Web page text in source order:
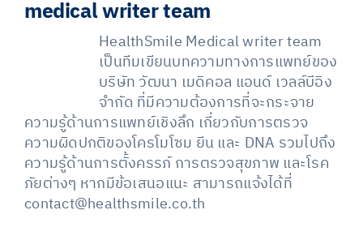
medical writer team
HealthSmile Medical writer team
เป็นทีมเขียนบทความทางการแพทย์ของ
บริษัท วัฒนา เมดิคอล แอนด์ เวลล์บีอิง
จำกัด ที่มีความต้องการที่จะกระจาย
ความรู้ด้านการแพทย์เชิงลึก เกี่ยวกับการตรวจ
ความผิดปกติของโครโมโซม ยีน และ DNA รวมไปถึง
ความรู้ด้านการตั้งครรภ์ การตรวจสุขภาพ และโรค
ภัยต่างๆ หากมีข้อเสนอแนะ สามารถแจ้งได้ที่
contact@healthsmile.co.th